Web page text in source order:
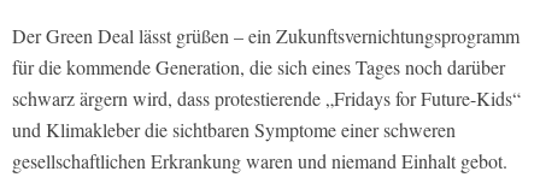
Der Green Deal lässt grüßen – ein Zukunftsvernichtungsprogramm
für die kommende Generation, die sich eines Tages noch darüber
schwarz ärgern wird, dass protestierende „Fridays for Future-Kids“
und Klimakleber die sichtbaren Symptome einer schweren
gesellschaftlichen Erkrankung waren und niemand Einhalt gebot.